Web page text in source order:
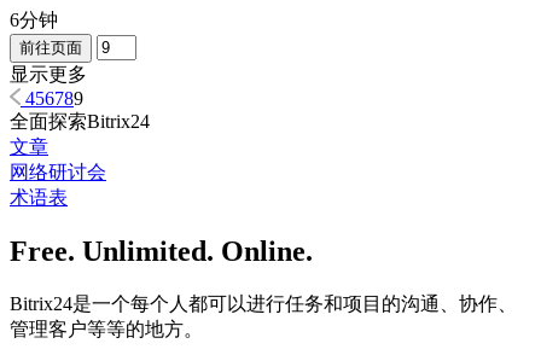
6分钟
前往页面
显示更多
456789
全面探索Bitrix24
文章
网络研讨会
术语表
Free. Unlimited. Online.
Bitrix24是一个每个人都可以进行任务和项目的沟通、协作、
管理客户等等的地方。